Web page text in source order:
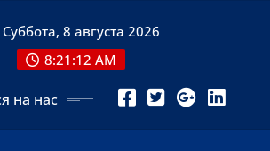
Суббота, 8 августа 2026
8:21:13 AM
на нас